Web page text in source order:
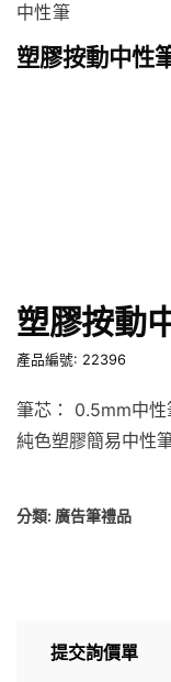
中性筆
塑膠按動中性
塑膠按動
產品編號: 22396
筆芯： 0.5mm中
純色塑膠簡易中性
分類: 廣告筆禮品
提交詢價單